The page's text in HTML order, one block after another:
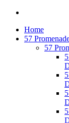
Home
57
57